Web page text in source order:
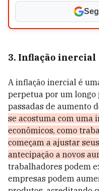
3. Inflação inercial
A inflação inercial é
perpetua por um
passadas de aumento
se acostuma com uma
econômicos, como
começam a ajustar
antecipação a novos
trabalhadores podem
empresas podem